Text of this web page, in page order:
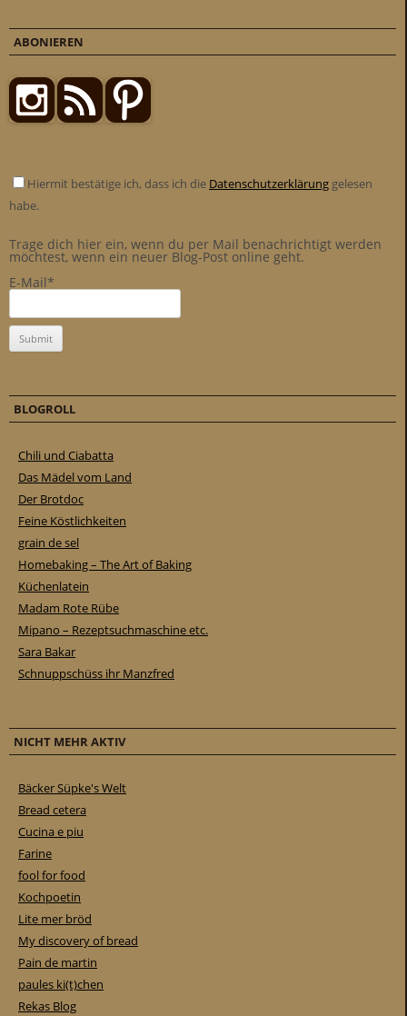
ABONIEREN
Hiermit bestätige ich, dass ich die Datenschutzerklärung gelesen
habe.
Trage dich hier ein, wenn du per Mail benachrichtigt werden
möchtest, wenn ein neuer Blog-Post online geht.
E-Mail*
BLOGROLL
Chili und Ciabatta
Das Mädel vom Land
Der Brotdoc
Feine Köstlichkeiten
grain de sel
Homebaking – The Art of Baking
Küchenlatein
Madam Rote Rübe
Mipano – Rezeptsuchmaschine etc.
Sara Bakar
Schnuppschüss ihr Manzfred
NICHT MEHR AKTIV
Bäcker Süpke's Welt
Bread cetera
Cucina e piu
Farine
fool for food
Kochpoetin
Lite mer bröd
My discovery of bread
Pain de martin
paules ki(t)chen
Rekas Blog